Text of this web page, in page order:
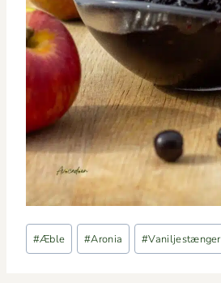
Indlæg-
tags:
#Æble #Aronia #Vaniljestænger